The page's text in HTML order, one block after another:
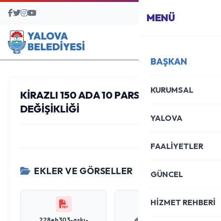
BAŞVURU MERKEZİ
MENÜ
BAŞKAN
KURUMSAL
YALOVA
FAALİYETLER
GÜNCEL
HİZMET REHBERİ
KIRAZLI 150 ADA 10 PARSELDE PLAN
DEĞIŞIKLIĞI
EKLER VE GÖRSELLER